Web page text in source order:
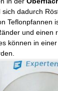
sich dadurch
Teflonpfannen
und einen
können in einer